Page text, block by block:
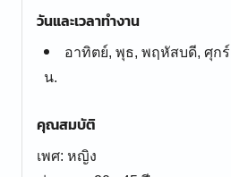
วันและเวลาทำงาน
อาทิตย์, พุธ, พฤหัสบดี, ศุกร์,
น.
คุณสมบัติ
เพศ: หญิง